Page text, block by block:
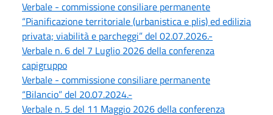
Verbale - commissione consiliare permanente
“Pianificazione territoriale (urbanistica e plis) ed edilizia
privata; viabilità e parcheggi” del 02.07.2026.-
Verbale n. 6 del 7 Luglio 2026 della conferenza
capigruppo
Verbale - commissione consiliare permanente
“Bilancio” del 20.07.2024.-
Verbale n. 5 del 11 Maggio 2026 della conferenza